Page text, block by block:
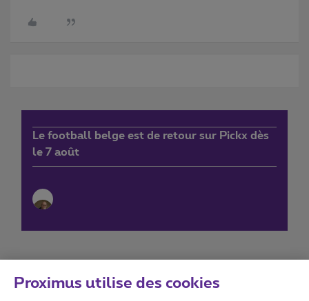
Le football belge est de retour sur Pickx dès
le 7 août
Proximus utilise des cookies